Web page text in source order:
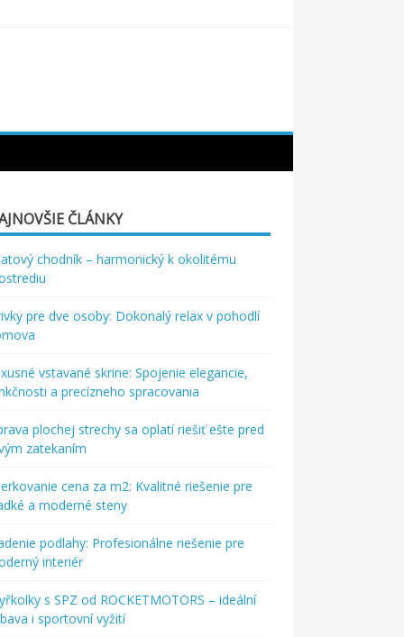
ČLÁNKY
chodník – harmonický k okolitému
pre dve osoby: Dokonalý relax v pohodlí
vstavané skrine: Spojenie elegancie,
a precízneho spracovania
plochej strechy sa oplatí riešiť ešte pred
zatekaním
cena za m2: Kvalitné riešenie pre
a moderné steny
podlahy: Profesionálne riešenie pre
interiér
s SPZ od ROCKETMOTORS – ideální
i sportovní vyžití